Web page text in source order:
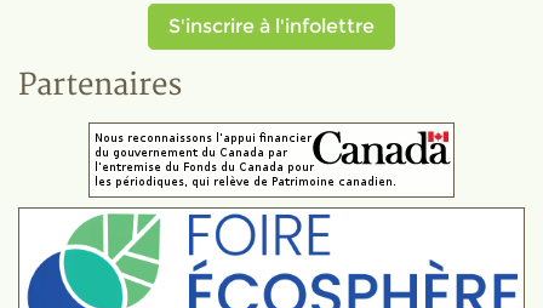
S'inscrire à l'infolettre
Partenaires